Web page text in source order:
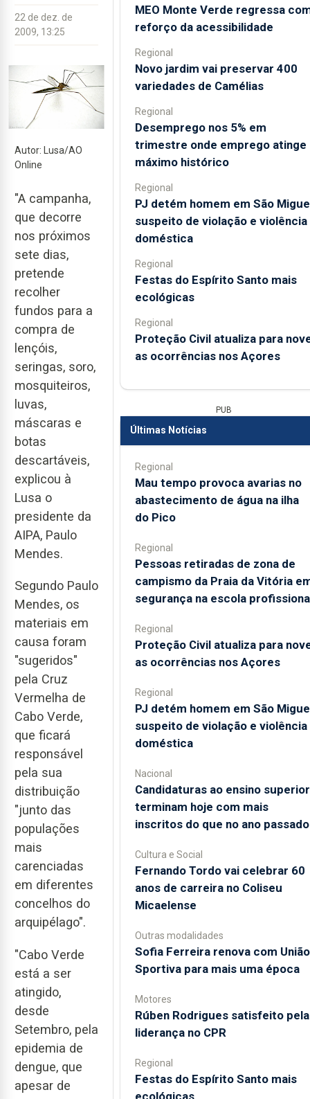
22 de dez. de
2009, 13:25
Autor: Lusa/AO
Online
"A campanha,
que decorre
nos próximos
sete dias,
pretende
recolher
fundos para a
compra de
lençóis,
seringas, soro,
mosquiteiros,
luvas,
máscaras e
botas
descartáveis,
explicou à
Lusa o
presidente da
AIPA, Paulo
Mendes.
Segundo Paulo
Mendes, os
materiais em
causa foram
"sugeridos"
pela Cruz
Vermelha de
Cabo Verde,
que ficará
responsável
pela sua
distribuição
"junto das
populações
mais
carenciadas
em diferentes
concelhos do
arquipélago".
"Cabo Verde
está a ser
atingido,
desde
Setembro, pela
epidemia de
dengue, que
apesar de
MEO Monte Verde regressa
reforço da acessibilidade
Regional
Novo jardim vai preservar 400
variedades de Camélias
Regional
Desemprego nos 5% em
trimestre onde emprego atinge
máximo histórico
Regional
PJ detém homem em São
suspeito de violação e violência
doméstica
Regional
Festas do Espírito Santo mais
ecológicas
Regional
Proteção Civil atualiza para
as ocorrências nos Açores
PUB
Últimas Notícias
Regional
Mau tempo provoca avarias no
abastecimento de água na ilha
do Pico
Regional
Pessoas retiradas de zona de
campismo da Praia da Vitória
segurança na escola
Regional
Proteção Civil atualiza para
as ocorrências nos Açores
Regional
PJ detém homem em São
suspeito de violação e violência
doméstica
Nacional
Candidaturas ao ensino superior
terminam hoje com mais
inscritos do que no ano passado
Cultura e Social
Fernando Tordo vai celebrar 60
anos de carreira no Coliseu
Micaelense
Outras modalidades
Sofia Ferreira renova com União
Sportiva para mais uma época
Motores
Rúben Rodrigues satisfeito pela
liderança no CPR
Regional
Festas do Espírito Santo mais
ecológicas